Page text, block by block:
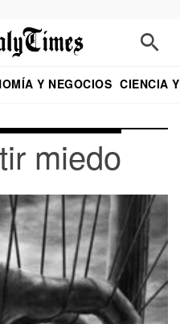
Y NEGOCIOS CIENCIA
miedo